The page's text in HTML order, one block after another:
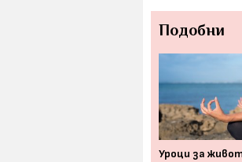
Подобни
Уроци за